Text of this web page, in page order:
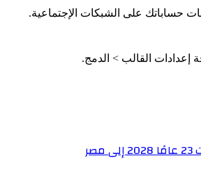
حساباتك على الشبكات الإجتماعية.